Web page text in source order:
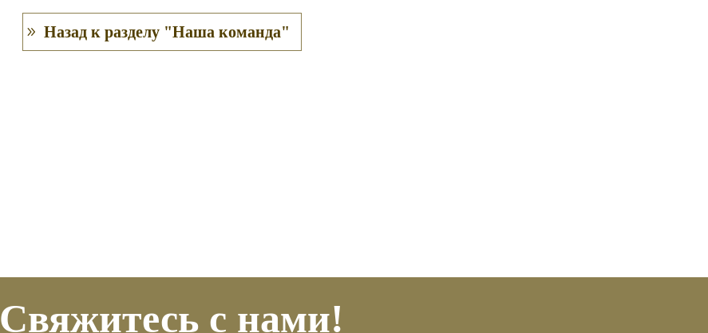
Назад к разделу "Наша команда"
Свяжитесь с нами!